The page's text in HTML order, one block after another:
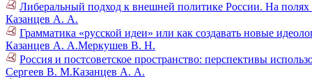
Либеральный подход к внешней политике России. На
Казанцев А. А.
Грамматика «русской идеи» или как создавать новые
Казанцев А. А.Меркушев В. Н.
Россия и постсоветское пространство: перспективы
Сергеев В. М.Казанцев А. А.